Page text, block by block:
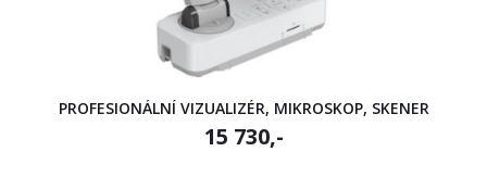
PROFESIONÁLNÍ VIZUALIZÉR, MIKROSKOP, SKENER
15 730,-